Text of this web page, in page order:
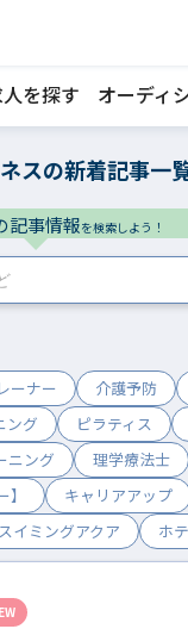
を探す オーディ
スの新着記事一
記事情報を検索しよう！
ーナー 介護予防
ング
ピラティス
ニング
理学療法士
キャリアアップ
イミングアクア
ホ